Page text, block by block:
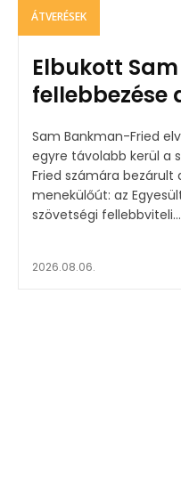
ÁTVERÉSEK
Elbukott
fellebbezése
Sam Bankman-Fried
egyre távolabb kerül a
Fried számára bezárult
menekülőút: az
szövetségi fellebbviteli...
2026.08.06.